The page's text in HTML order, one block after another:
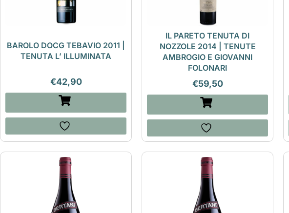
BAROLO DOCG TEBAVIO 2011 |
TENUTA L’ ILLUMINATA
€42,90
IL PARETO TENUTA DI
NOZZOLE 2014 | TENUTE
AMBROGIO E GIOVANNI
FOLONARI
€59,50